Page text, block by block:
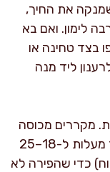
את החיך,
לימון. ואם בא
בצד טחינה או
ליד מנה
מקררים מכוסה
עד 3 ימים. לחימום, אני מעדיף תנור 170 מעלות ל-18–25
כסף ואז 5 דקות פתוח) כדי שהפירה לא